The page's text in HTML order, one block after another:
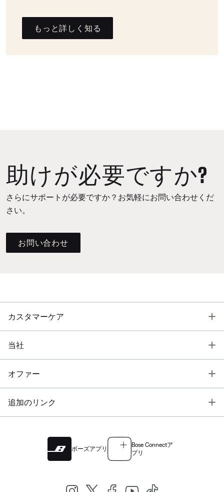
もっと詳しく知る
助けが必要ですか?
さらにサポートが必要ですか？お気軽にお問い合わせくだ
さい。
お問い合わせ
カスタマーケア
当社
オファー
追加のリンク
ボーズアプリ
Bose Connectア
プリ